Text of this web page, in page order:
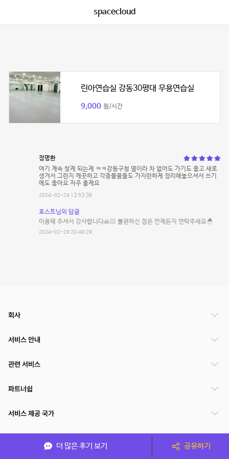
spacecloud
린아연습실 강동30평대 무용연습실
9,000 원/시간
정명환
여기 계속 찾게 되는게 ㅋㅋ강동구청 옆이라 차 없어도 가기도 좋고 새로
생겨서 그런지 깨끗하고 각종물품들도 가지런하게 정리해놓으셔서 쓰기
에도 좋아요 자주 올게요
2024-02-24 13:53:39
호스트님의 답글
이용해 주셔서 감사합니다🙏🏻 불편하신 점은 언제든지 연락주세요🐣
2024-02-29 20:49:29
더 많은 후기 보기 공유하기
회사
서비스 안내
관련 서비스
파트너쉽
서비스 제공 국가
(주)NSPACE 사업자정보